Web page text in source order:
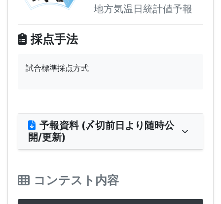
地方気温日統計値予報
採点手法
試合標準採点方式
予報資料 (〆切前日より随時公
開/更新)
コンテスト内容